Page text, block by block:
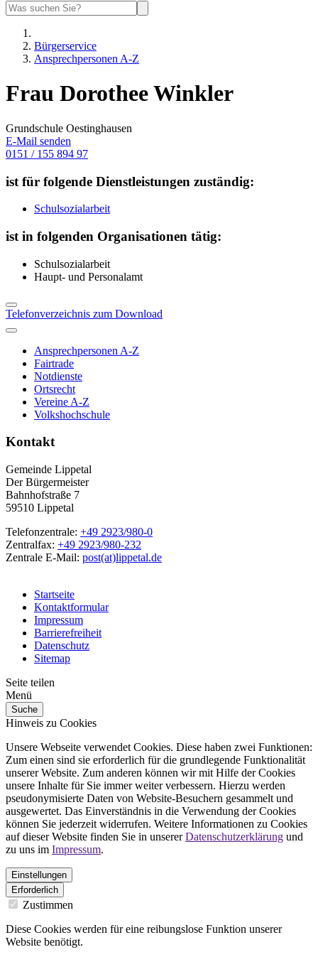
Bürgerservice
Ansprechpersonen A-Z
Frau Dorothee Winkler
Grundschule Oestinghausen
E-Mail senden
0151 / 155 894 97
ist für folgende Dienstleistungen zuständig:
Schulsozialarbeit
ist in folgenden Organisationen tätig:
Schulsozialarbeit
Haupt- und Personalamt
Telefonverzeichnis zum Download
Ansprechpersonen A-Z
Fairtrade
Notdienste
Ortsrecht
Vereine A-Z
Volkshochschule
Kontakt
Gemeinde Lippetal
Der Bürgermeister
Bahnhofstraße 7
59510 Lippetal
Telefonzentrale: +49 2923/980-0
Zentralfax: +49 2923/980-232
Zentrale E-Mail: post(at)lippetal.de
Startseite
Kontaktformular
Impressum
Barrierefreiheit
Datenschutz
Sitemap
Seite teilen
Menü
Suche
Hinweis zu Cookies
Unsere Webseite verwendet Cookies. Diese haben zwei Funktionen:
Zum einen sind sie erforderlich für die grundlegende Funktionalität
unserer Website. Zum anderen können wir mit Hilfe der Cookies
unsere Inhalte für Sie immer weiter verbessern. Hierzu werden
pseudonymisierte Daten von Website-Besuchern gesammelt und
ausgewertet. Das Einverständnis in die Verwendung der Cookies
können Sie jederzeit widerrufen. Weitere Informationen zu Cookies
auf dieser Website finden Sie in unsererDatenschutzerklärung und
zu uns im Impressum.
Einstellungen
Erforderlich
Zustimmen
Diese Cookies werden für eine reibungslose Funktion unserer
Website benötigt.